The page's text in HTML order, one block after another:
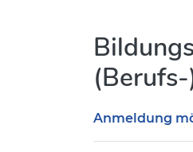
Anmeldung